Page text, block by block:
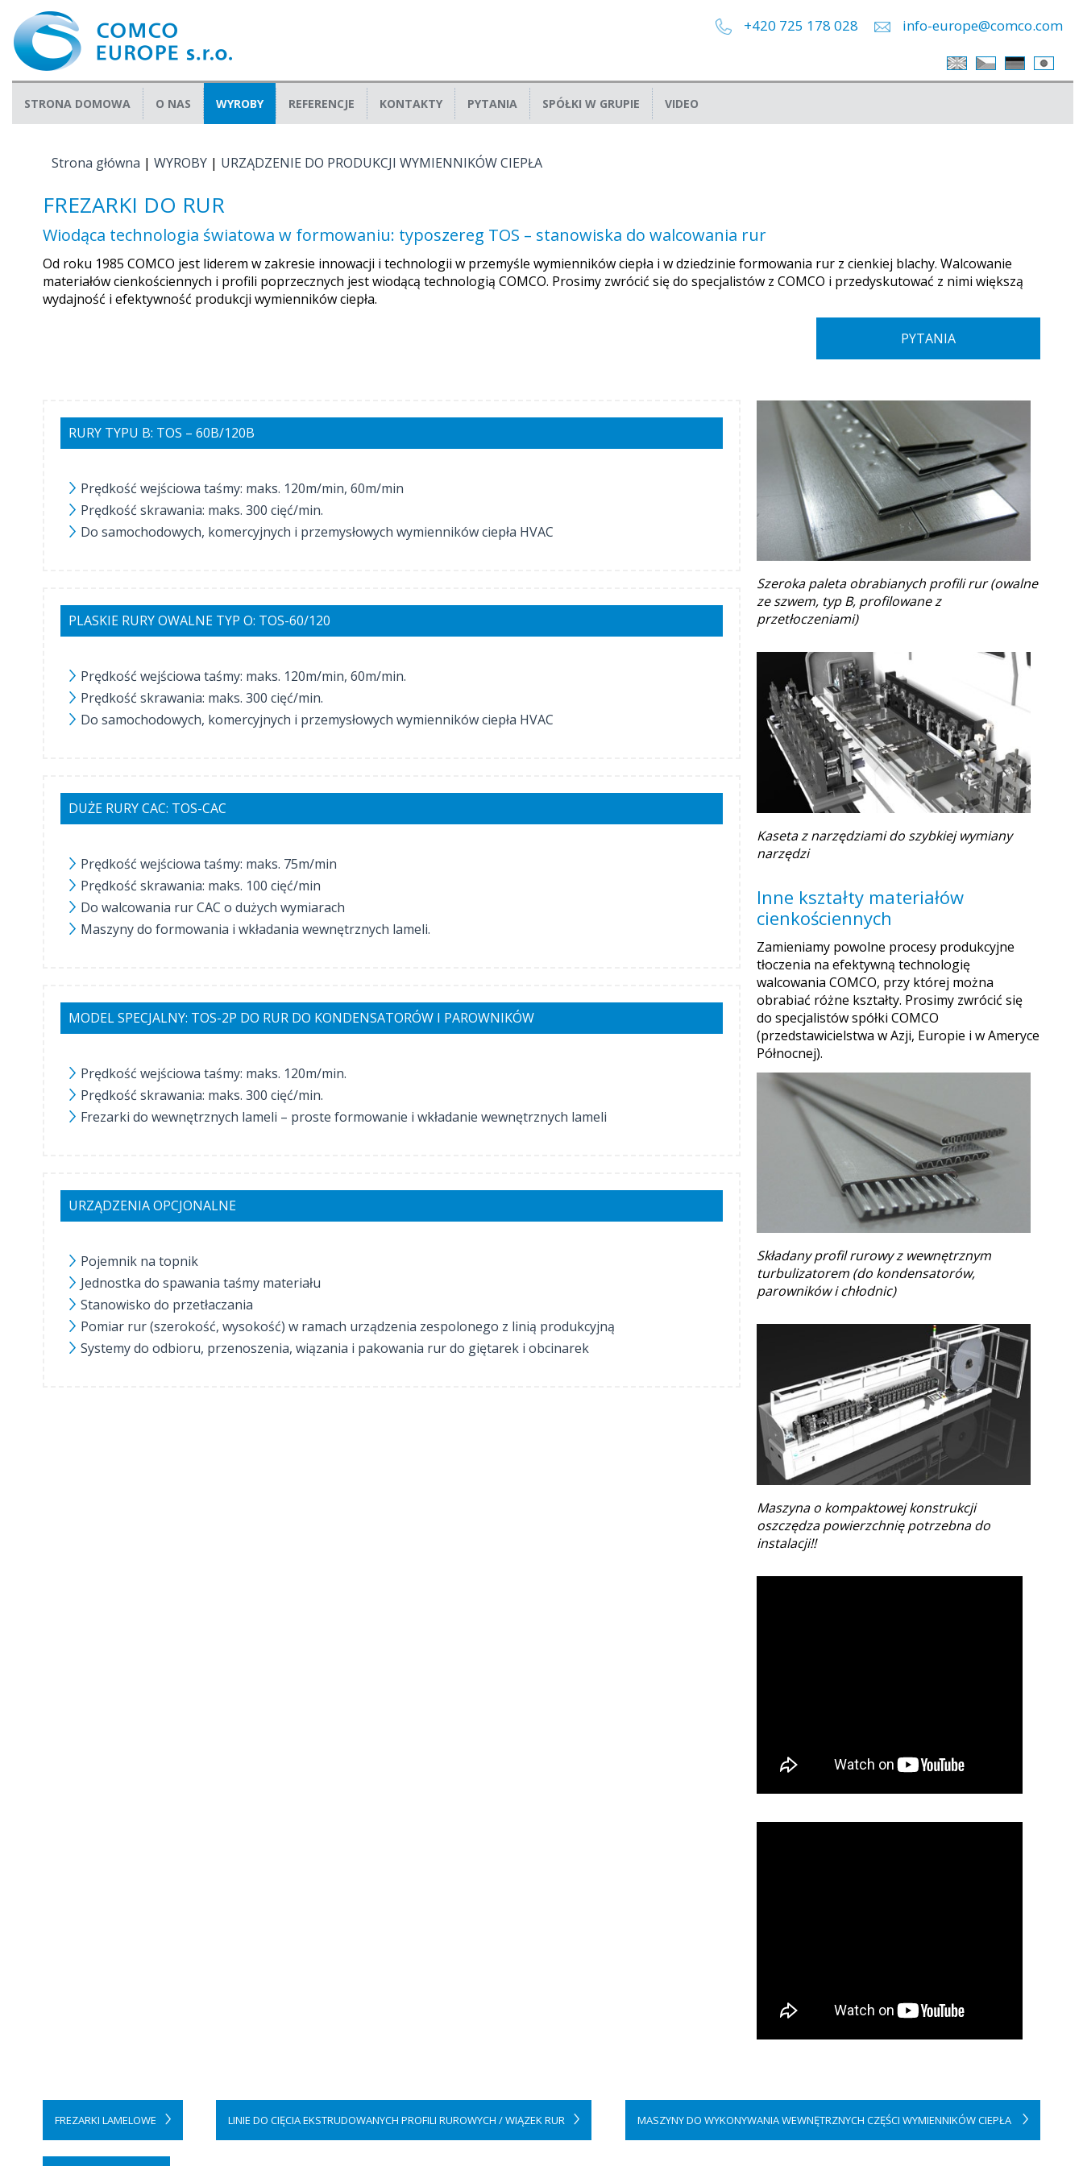
+420 725 178 028 info-europe@comco.com
STRONA DOMOWA O NAS WYROBY REFERENCJE KONTAKTY PYTANIA SPÓŁKI W GRUPIE VIDEO
JESTEŚ TUTAJ
Strona główna |WYROBY | URZĄDZENIE DO PRODUKCJI WYMIENNIKÓW CIEPŁA
FREZARKI DO RUR
Wiodąca technologia światowa w formowaniu: typoszereg TOS – stanowiska do walcowania rur
Od roku 1985 COMCO jest liderem w zakresie innowacji i technologii w przemyśle wymienników ciepła i w dziedzinie formowania rur z cienkiej blachy. Walcowanie
materiałów cienkościennych i profili poprzecznych jest wiodącą technologią COMCO. Prosimy zwrócić się do specjalistów z COMCO i przedyskutować z nimi większą
wydajność i efektywność produkcji wymienników ciepła.
PYTANIA
RURY TYPU B: TOS – 60B/120B
Prędkość wejściowa taśmy: maks. 120m/min, 60m/min
Prędkość skrawania: maks. 300 cięć/min.
Do samochodowych, komercyjnych i przemysłowych wymienników ciepła HVAC
PLASKIE RURY OWALNE TYP O: TOS-60/120
Prędkość wejściowa taśmy: maks. 120m/min, 60m/min.
Prędkość skrawania: maks. 300 cięć/min.
Do samochodowych, komercyjnych i przemysłowych wymienników ciepła HVAC
DUŻE RURY CAC: TOS-CAC
Prędkość wejściowa taśmy: maks. 75m/min
Prędkość skrawania: maks. 100 cięć/min
Do walcowania rur CAC o dużych wymiarach
Maszyny do formowania i wkładania wewnętrznych lameli.
MODEL SPECJALNY: TOS-2P DO RUR DO KONDENSATORÓW I PAROWNIKÓW
Prędkość wejściowa taśmy: maks. 120m/min.
Prędkość skrawania: maks. 300 cięć/min.
Frezarki do wewnętrznych lameli – proste formowanie i wkładanie wewnętrznych lameli
URZĄDZENIA OPCJONALNE
Pojemnik na topnik
Jednostka do spawania taśmy materiału
Stanowisko do przetłaczania
Pomiar rur (szerokość, wysokość) w ramach urządzenia zespolonego z linią produkcyjną
Systemy do odbioru, przenoszenia, wiązania i pakowania rur do giętarek i obcinarek
Szeroka paleta obrabianych profili rur (owalne
ze szwem, typ B, profilowane z
przetłoczeniami)
Kaseta z narzędziami do szybkiej wymiany
narzędzi
Inne kształty materiałów
cienkościennych
Zamieniamy powolne procesy produkcyjne
tłoczenia na efektywną technologię
walcowania COMCO, przy której można
obrabiać różne kształty. Prosimy zwrócić się
do specjalistów spółki COMCO
(przedstawicielstwa w Azji, Europie i w Ameryce
Północnej).
Składany profil rurowy z wewnętrznym
turbulizatorem (do kondensatorów,
parowników i chłodnic)
Maszyna o kompaktowej konstrukcji
oszczędza powierzchnię potrzebna do
instalacji!!
FREZARKI LAMELOWE LINIE DO CIĘCIA EKSTRUDOWANYCH PROFILI RUROWYCH / WIĄZEK RUR MASZYNY DO WYKONYWANIA WEWNĘTRZNYCH CZĘŚCI WYMIENNIKÓW CIEPŁA